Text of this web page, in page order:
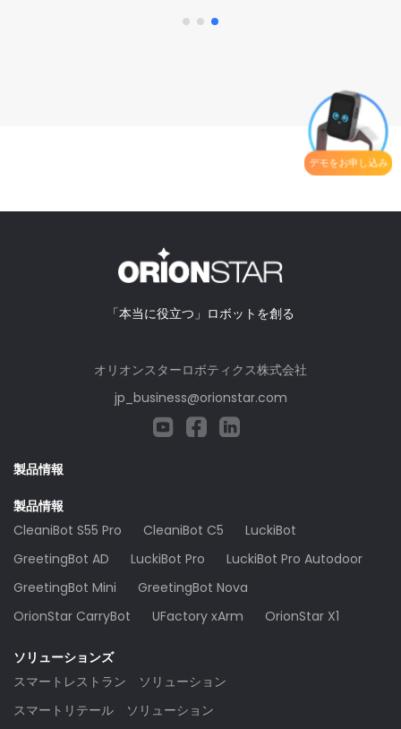
デモをお申し込み
「本当に役立つ」ロボットを創る
オリオンスターロボティクス株式会社
jp_business@orionstar.com
製品情報
製品情報
CleaniBot S55 Pro
CleaniBot C5
LuckiBot
GreetingBot AD
LuckiBot Pro
LuckiBot Pro Autodoor
GreetingBot Mini
GreetingBot Nova
OrionStar CarryBot
UFactory xArm OrionStar X1
ソリューションズ
スマートレストラン ソリューション
スマートリテール ソリューション